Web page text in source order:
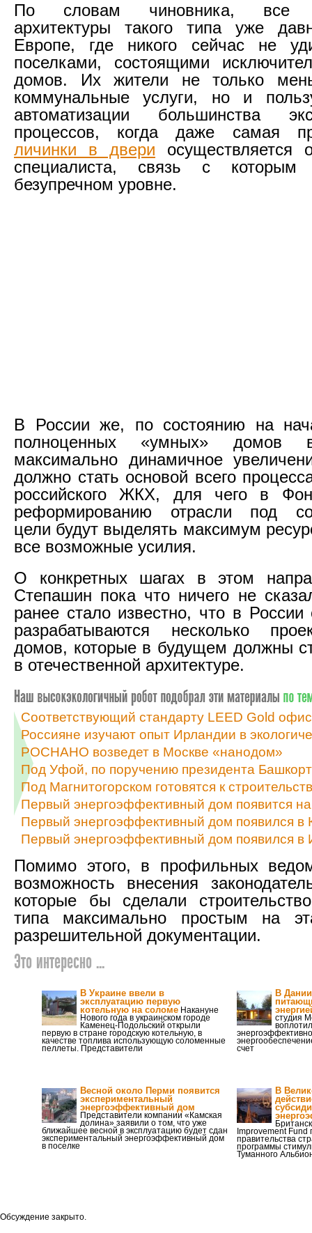
По словам чиновника, все
архитектуры такого типа уже
Европе, где никого сейчас не
поселками, состоящими
домов. Их жители не только
коммунальные услуги, но и
автоматизации большинства
процессов, когда даже самая
личинки в двери осуществляется
специалиста, связь с
безупречном уровне.
В России же, по состоянию на
полноценных «умных»
максимально динамичное
должно стать основой всего
российского ЖКХ, для чего в
реформированию отрасли под
цели будут выделять максимум
все возможные усилия.
О конкретных шагах в этом
Степашин пока что ничего не
ранее стало известно, что в России
разрабатываются несколько
домов, которые в будущем должны
в отечественной архитектуре.
Соответствующий стандарту LEED Gold
Россияне изучают опыт Ирландии в
РОСНАНО возведет в Москве «нанодом»
Под Уфой, по поручению президента
Под Магнитогорском готовятся к
Первый энергоэффективный дом появится на
Первый энергоэффективный дом появился в
Первый энергоэффективный дом появился в
Помимо этого, в профильных
возможность внесения
которые бы сделали
типа максимально простым на
разрешительной документации.
Это интересно ...
В Украине ввели в
эксплуатацию первую
котельную на соломе Накануне
Нового года в украинском городе
Каменец-Подольский открыли
первую в стране городскую котельную, в
качестве топлива использующую соломенные
пеллеты. Представители
В
студия
счет
Весной около Перми появится
экспериментальный
энергоэффективный дом
Представители компании «Камская
долина» заявили о том, что уже
ближайшее весной в эксплуатацию будет сдан
экспериментальный энергоэффективный дом
в поселке
В
Improvement Fund
правительства
программы
Туманного
Обсуждение закрыто.